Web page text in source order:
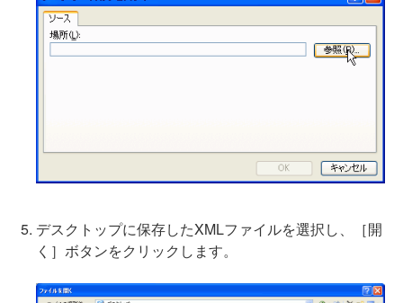
デスクトップに保存したXMLファイルを選択し、［開
く］ボタンをクリックします。